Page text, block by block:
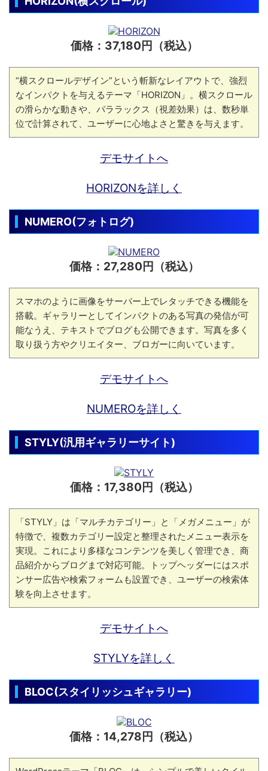
価格：37,180円（税込）
“横スクロールデザイン”という斬新なレイアウトで、強烈
なインパクトを与えるテーマ「HORIZON」。横スクロール
の滑らかな動きや、パララックス（視差効果）は、数秒単
位で計算されて、ユーザーに心地よさと驚きを与えます。
デモサイトへ
HORIZONを詳しく
NUMERO(フォトログ)
価格：27,280円（税込）
スマホのように画像をサーバー上でレタッチできる機能を
搭載。ギャラリーとしてインパクトのある写真の発信が可
能なうえ、テキストでブログも公開できます。写真を多く
取り扱う方やクリエイター、ブロガーに向いています。
デモサイトへ
NUMEROを詳しく
STYLY(汎用ギャラリーサイト)
価格：17,380円（税込）
「STYLY」は「マルチカテゴリー」と「メガメニュー」が
特徴で、複数カテゴリー設定と整理されたメニュー表示を
実現。これにより多様なコンテンツを美しく管理でき、商
品紹介からブログまで対応可能。トップヘッダーにはスポ
ンサー広告や検索フォームも設置でき、ユーザーの検索体
験を向上させます。
デモサイトへ
STYLYを詳しく
BLOC(スタイリッシュギャラリー)
価格：14,278円（税込）